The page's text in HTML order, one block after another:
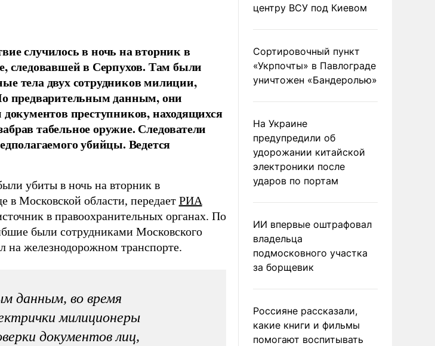
случилось в ночь на вторник в
следовавшей в Серпухов. Там были
тела двух сотрудников милиции,
предварительным данным, они
преступников, находящихся
табельное оружие. Следователи
убийцы. Ведется
убиты в ночь на вторник в
в Московской области, передает РИА
в правоохранительных органах. По
были сотрудниками Московского
на железнодорожном транспорте.
данным, во время
милиционеры
документов лиц,
центру ВСУ под Киевом
Сортировочный пункт
«Укрпочты» в Павлограде
уничтожен «Бандеролью»
На Украине
предупредили об
удорожании китайской
электроники после
ударов по портам
ИИ впервые оштрафовал
владельца
подмосковного участка
за борщевик
Россияне рассказали,
какие книги и фильмы
помогают воспитывать